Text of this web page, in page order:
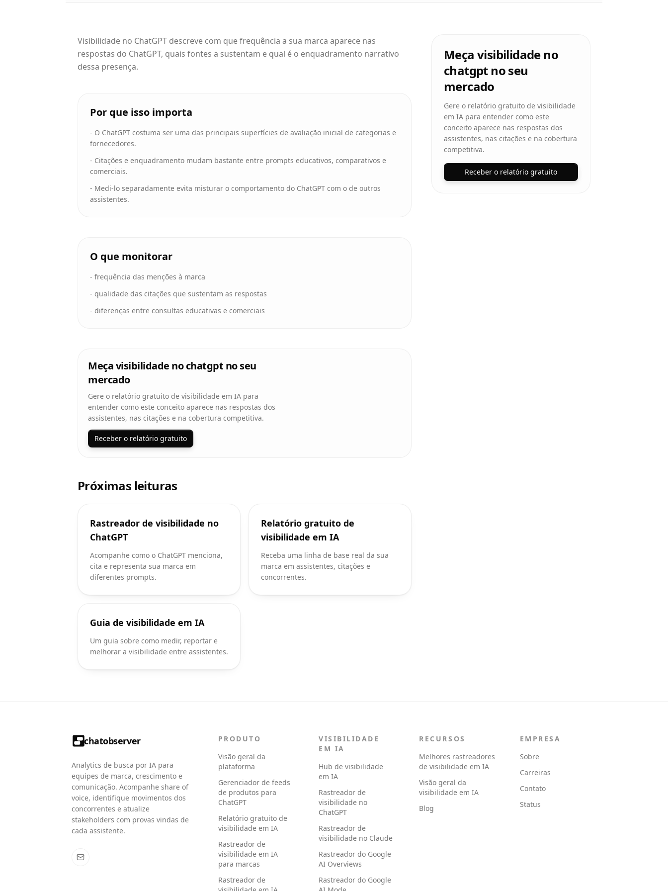
Visibilidade no ChatGPT descreve com que frequência a sua marca aparece nas
respostas do ChatGPT, quais fontes a sustentam e qual é o enquadramento narrativo
dessa presença.
Por que isso importa
- O ChatGPT costuma ser uma das principais superfícies de avaliação inicial de categorias e
fornecedores.
- Citações e enquadramento mudam bastante entre prompts educativos, comparativos e
comerciais.
- Medi-lo separadamente evita misturar o comportamento do ChatGPT com o de outros
assistentes.
O que monitorar
- frequência das menções à marca
- qualidade das citações que sustentam as respostas
- diferenças entre consultas educativas e comerciais
Meça visibilidade no chatgpt no seu
mercado
Gere o relatório gratuito de visibilidade em IA para
entender como este conceito aparece nas respostas dos
assistentes, nas citações e na cobertura competitiva.
Receber o relatório gratuito
Próximas leituras
Rastreador de visibilidade no
ChatGPT
Acompanhe como o ChatGPT menciona,
cita e representa sua marca em
diferentes prompts.
Relatório gratuito de
visibilidade em IA
Receba uma linha de base real da sua
marca em assistentes, citações e
concorrentes.
Guia de visibilidade em IA
Um guia sobre como medir, reportar e
melhorar a visibilidade entre assistentes.
Meça visibilidade no
chatgpt no seu
mercado
Gere o relatório gratuito de visibilidade
em IA para entender como este
conceito aparece nas respostas dos
assistentes, nas citações e na cobertura
competitiva.
Receber o relatório gratuito
chatobserver
Analytics de busca por IA para
equipes de marca, crescimento e
comunicação. Acompanhe share of
voice, identifique movimentos dos
concorrentes e atualize
stakeholders com provas vindas de
cada assistente.
PRODUTO
Visão geral da
plataforma
Gerenciador de feeds
de produtos para
ChatGPT
Relatório gratuito de
visibilidade em IA
Rastreador de
visibilidade em IA
para marcas
Rastreador de
VISIBILIDADE
EM IA
Hub de visibilidade
em IA
Rastreador de
visibilidade no
ChatGPT
Rastreador de
visibilidade no Claude
Rastreador do Google
AI Overviews
Rastreador do Google
RECURSOS
Melhores rastreadores
de visibilidade em IA
Visão geral da
visibilidade em IA
Blog
EMPRESA
Sobre
Carreiras
Contato
Status